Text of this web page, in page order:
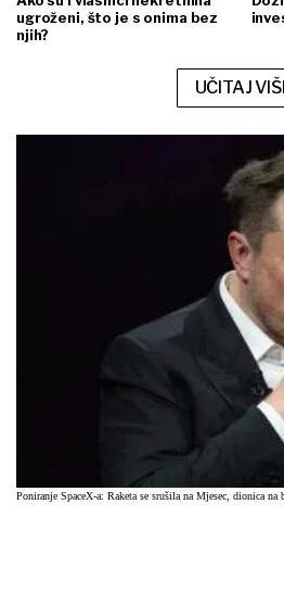
ugroženi, što je s onima bez
njih?
UČITAJ
Poniranje SpaceX-a: Raketa se srušila na Mjesec, dionica na